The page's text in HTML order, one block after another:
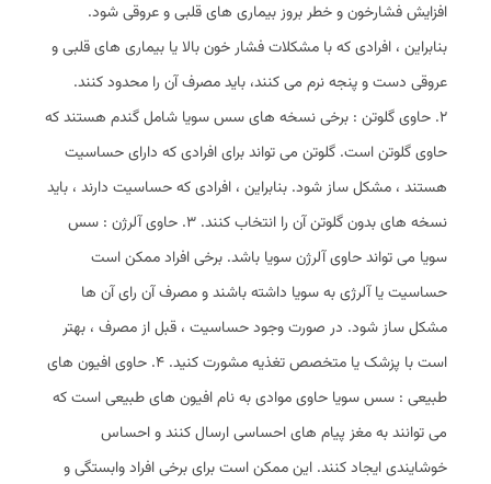
افزایش فشارخون و خطر بروز بیماری‌ های قلبی و عروقی شود.
بنابراین ، افرادی که با مشکلات فشار خون بالا یا بیماری ‌های قلبی و
عروقی دست و پنجه نرم می ‌کنند، باید مصرف آن را محدود کنند.
2. حاوی گلوتن : برخی نسخه‌ های سس سویا شامل گندم هستند که
حاوی گلوتن است. گلوتن می ‌تواند برای افرادی که دارای حساسیت
هستند ، مشکل ساز شود. بنابراین ، افرادی که حساسیت دارند ، باید
نسخه‌ های بدون گلوتن آن را انتخاب کنند. 3. حاوی آلرژن : سس
سویا می‌ تواند حاوی آلرژن سویا باشد. برخی افراد ممکن است
حساسیت یا آلرژی به سویا داشته باشند و مصرف آن رای آن ها
مشکل ساز شود. در صورت وجود حساسیت ، قبل از مصرف ، بهتر
است با پزشک یا متخصص تغذیه مشورت کنید. 4. حاوی افیون‌ های
طبیعی : سس سویا حاوی موادی به نام افیون ‌های طبیعی است که
می ‌توانند به مغز پیام ‌های احساسی ارسال کنند و احساس
خوشایندی ایجاد کنند. این ممکن است برای برخی افراد وابستگی و